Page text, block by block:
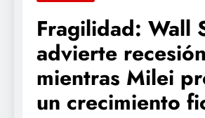
Fragilidad: Wall
advierte recesión
mientras Milei
un crecimiento